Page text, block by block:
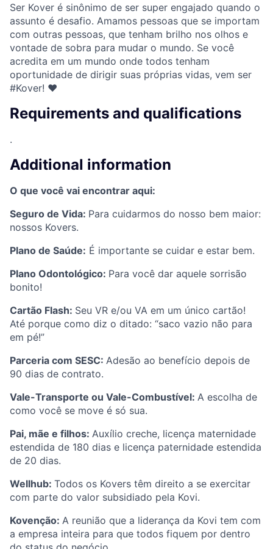
Ser Kover é sinônimo de ser super engajado quando o
assunto é desafio. Amamos pessoas que se importam
com outras pessoas, que tenham brilho nos olhos e
vontade de sobra para mudar o mundo. Se você
acredita em um mundo onde todos tenham
oportunidade de dirigir suas próprias vidas, vem ser
#Kover! ♥
Requirements and qualifications
.
Additional information
O que você vai encontrar aqui:
Seguro de Vida: Para cuidarmos do nosso bem maior:
nossos Kovers.
Plano de Saúde: É importante se cuidar e estar bem.
Plano Odontológico: Para você dar aquele sorrisão
bonito!
Cartão Flash: Seu VR e/ou VA em um único cartão!
Até porque como diz o ditado: “saco vazio não para
em pé!”
Parceria com SESC: Adesão ao benefício depois de
90 dias de contrato.
Vale-Transporte ou Vale-Combustível: A escolha de
como você se move é só sua.
Pai, mãe e filhos: Auxílio creche, licença maternidade
estendida de 180 dias e licença paternidade estendida
de 20 dias.
Wellhub: Todos os Kovers têm direito a se exercitar
com parte do valor subsidiado pela Kovi.
Kovenção: A reunião que a liderança da Kovi tem com
a empresa inteira para que todos fiquem por dentro